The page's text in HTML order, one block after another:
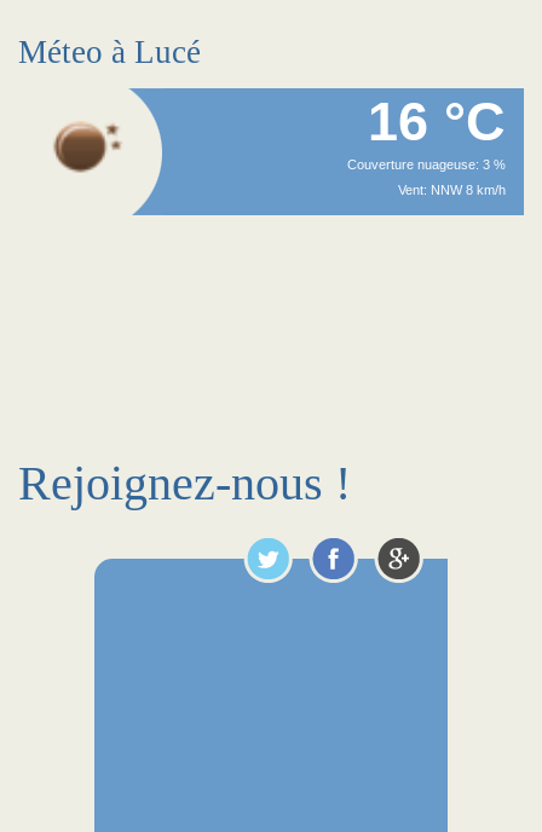
Méteo à Lucé
16 °C
Couverture nuageuse: 3 %
Vent: NNW 8 km/h
Rejoignez-nous !